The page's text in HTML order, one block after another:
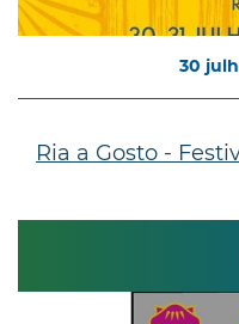
30
Ria a Gosto -